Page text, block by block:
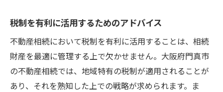
税制を有利に活用するためのアドバイス
不動産相続において税制を有利に活用することは、相続
財産を最適に管理する上で欠かせません。大阪府門真市
の不動産相続では、地域特有の税制が適用されることが
あり、それを熟知した上での戦略が求められます。ま